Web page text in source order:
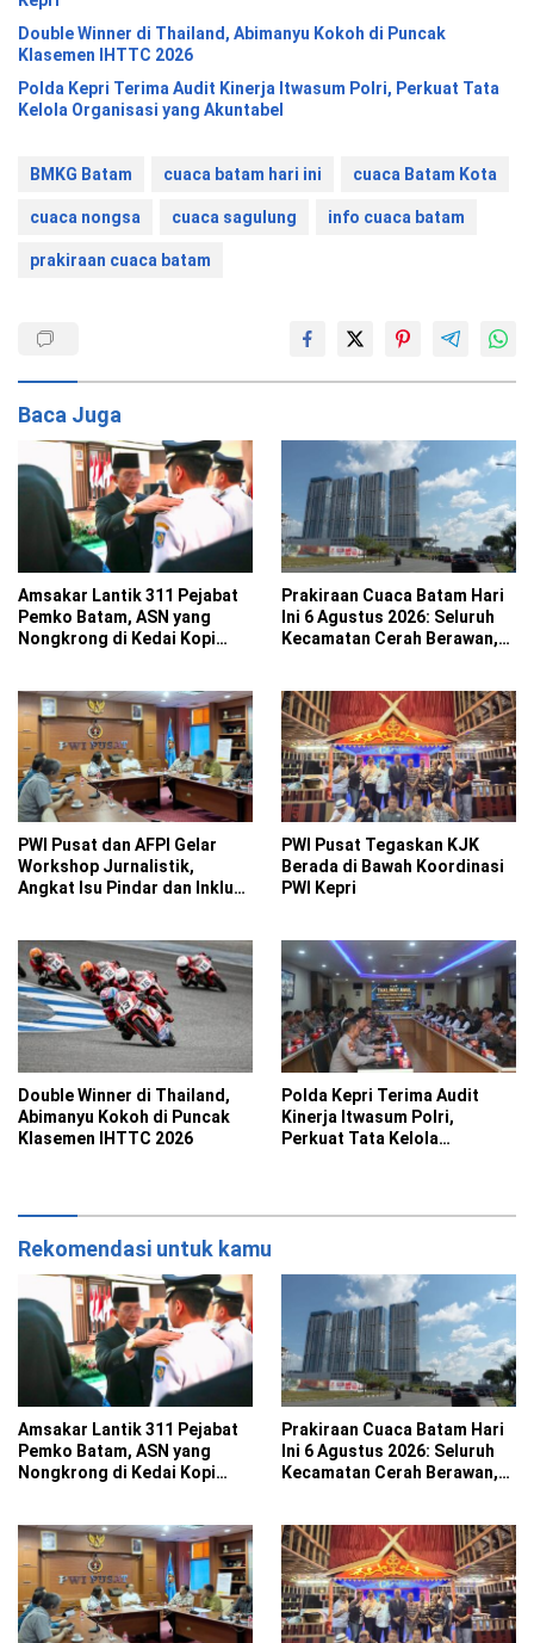
Double Winner di Thailand, Abimanyu Kokoh di Puncak
Klasemen IHTTC 2026
Polda Kepri Terima Audit Kinerja Itwasum Polri, Perkuat Tata
Kelola Organisasi yang Akuntabel
BMKG Batam cuaca batam hari ini cuaca Batam Kota
cuaca nongsa cuaca sagulung info cuaca batam
prakiraan cuaca batam
Baca Juga
Amsakar Lantik 311 Pejabat
Pemko Batam, ASN yang
Nongkrong di Kedai Kopi
Prakiraan Cuaca Batam Hari
Ini 6 Agustus 2026: Seluruh
Kecamatan Cerah Berawan,
PWI Pusat dan AFPI Gelar
Workshop Jurnalistik,
Angkat Isu Pindar dan Inklusi
PWI Pusat Tegaskan KJK
Berada di Bawah Koordinasi
PWI Kepri
Double Winner di Thailand,
Abimanyu Kokoh di Puncak
Klasemen IHTTC 2026
Polda Kepri Terima Audit
Kinerja Itwasum Polri,
Perkuat Tata Kelola
Rekomendasi untuk kamu
Amsakar Lantik 311 Pejabat
Pemko Batam, ASN yang
Nongkrong di Kedai Kopi
Prakiraan Cuaca Batam Hari
Ini 6 Agustus 2026: Seluruh
Kecamatan Cerah Berawan,